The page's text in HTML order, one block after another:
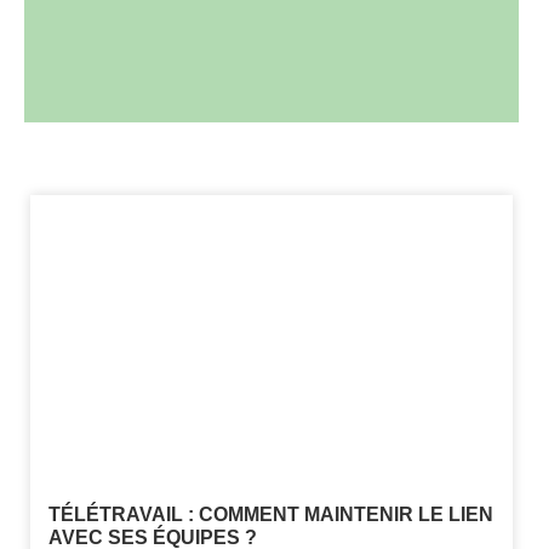
TÉLÉTRAVAIL : COMMENT MAINTENIR LE LIEN
AVEC SES ÉQUIPES ?